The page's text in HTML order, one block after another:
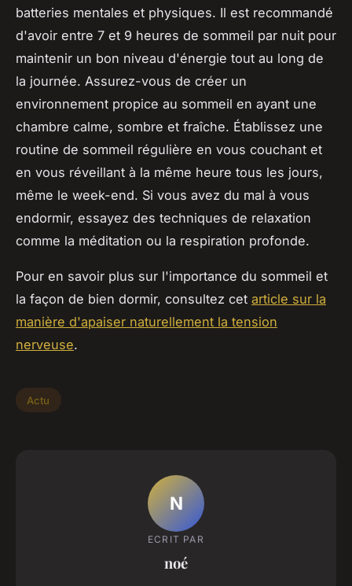
batteries mentales et physiques. Il est recommandé
d'avoir entre 7 et 9 heures de sommeil par nuit pour
maintenir un bon niveau d'énergie tout au long de
la journée. Assurez-vous de créer un
environnement propice au sommeil en ayant une
chambre calme, sombre et fraîche. Établissez une
routine de sommeil régulière en vous couchant et
en vous réveillant à la même heure tous les jours,
même le week-end. Si vous avez du mal à vous
endormir, essayez des techniques de relaxation
comme la méditation ou la respiration profonde.
Pour en savoir plus sur l'importance du sommeil et
la façon de bien dormir, consultez cet article sur la
manière d'apaiser naturellement la tension
nerveuse.
Actu
N
ECRIT PAR
noé